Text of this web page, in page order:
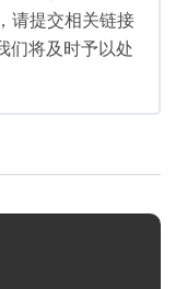
请提交相关链接
们将及时予以处